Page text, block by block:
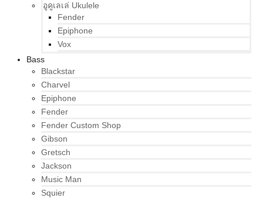
อูคูเลเล่ Ukulele
Fender
Epiphone
Vox
Bass
Blackstar
Charvel
Epiphone
Fender
Fender Custom Shop
Gibson
Gretsch
Jackson
Music Man
Squier